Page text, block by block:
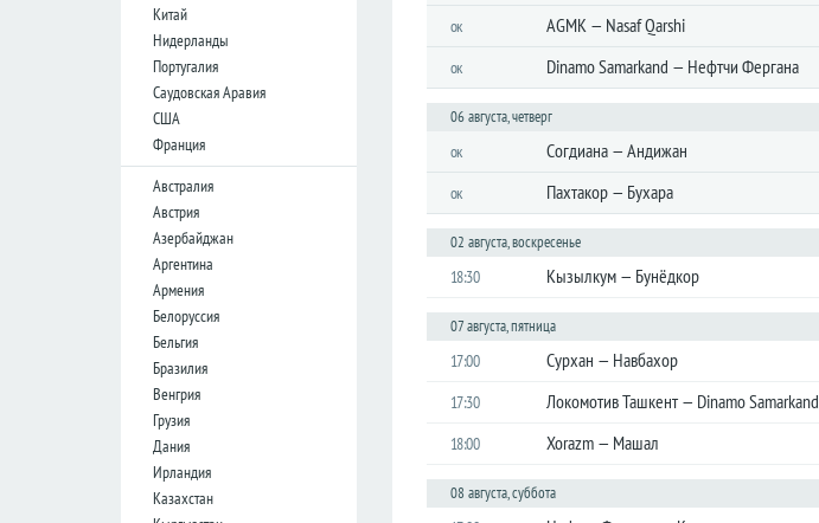
Китай
Нидерланды
Португалия
Саудовская Аравия
США
Франция
Австралия
Австрия
Азербайджан
Аргентина
Армения
Белоруссия
Бельгия
Бразилия
Венгрия
Грузия
Дания
Ирландия
Казахстан
ок AGMK — Nasaf Qarshi
ок Dinamo Samarkand — Нефтчи Фергана
06 августа, четверг
ок Согдиана — Андижан
ок Пахтакор — Бухара
02 августа, воскресенье
18:30 Кызылкум — Бунёдкор
07 августа, пятница
17:00 Сурхан — Навбахор
17:30 Локомотив Ташкент — Dinamo Samarkand
18:00 Xorazm — Машал
08 августа, суббота
Лига наций